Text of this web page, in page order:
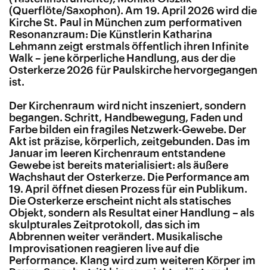
(Querflöte/Saxophon). Am 19. April 2026 wird die
Kirche St. Paul in München zum performativen
Resonanzraum: Die Künstlerin Katharina
Lehmann zeigt erstmals öffentlich ihren Infinite
Walk – jene körperliche Handlung, aus der die
Osterkerze 2026 für Paulskirche hervorgegangen
ist.
Der Kirchenraum wird nicht inszeniert, sondern
begangen. Schritt, Handbewegung, Faden und
Farbe bilden ein fragiles Netzwerk-Gewebe. Der
Akt ist präzise, körperlich, zeitgebunden. Das im
Januar im leeren Kirchenraum entstandene
Gewebe ist bereits materialisiert: als äußere
Wachshaut der Osterkerze. Die Performance am
19. April öffnet diesen Prozess für ein Publikum.
Die Osterkerze erscheint nicht als statisches
Objekt, sondern als Resultat einer Handlung – als
skulpturales Zeitprotokoll, das sich im
Abbrennen weiter verändert. Musikalische
Improvisationen reagieren live auf die
Performance. Klang wird zum weiteren Körper im